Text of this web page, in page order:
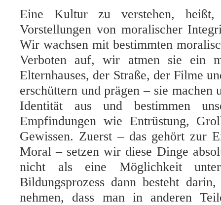
Eine Kultur zu verstehen,
Vorstellungen von moralischer
Wir wachsen mit bestimmten
Verboten auf, wir atmen sie ein
Elternhauses, der Straße, der Filme
erschüttern und prägen – sie machen
Identität aus und bestimmen
Empfindungen wie Entrüstung,
Gewissen. Zuerst – das gehört zur
Moral – setzen wir diese Dinge
nicht als eine Möglichkeit
Bildungsprozess dann besteht
nehmen, dass man in anderen